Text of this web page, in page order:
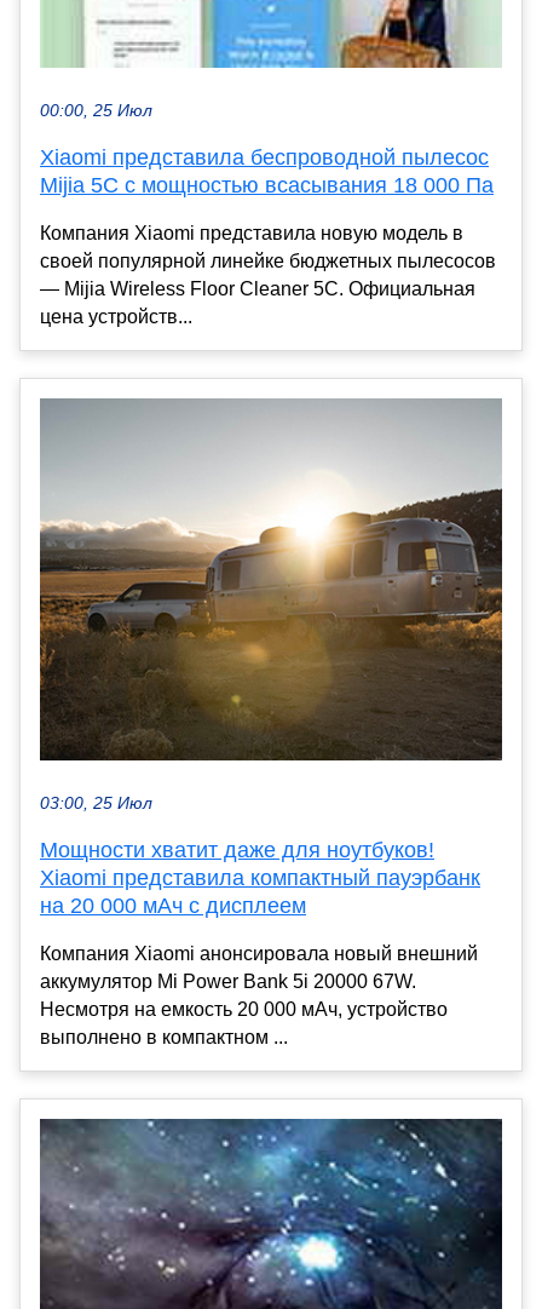
00:00, 25 Июл
Xiaomi представила беспроводной пылесос
Mijia 5C с мощностью всасывания 18 000 Па
Компания Xiaomi представила новую модель в
своей популярной линейке бюджетных пылесосов
— Mijia Wireless Floor Cleaner 5C. Официальная
цена устройств...
03:00, 25 Июл
Мощности хватит даже для ноутбуков!
Xiaomi представила компактный пауэрбанк
на 20 000 мАч с дисплеем
Компания Xiaomi анонсировала новый внешний
аккумулятор Mi Power Bank 5i 20000 67W.
Несмотря на емкость 20 000 мАч, устройство
выполнено в компактном ...